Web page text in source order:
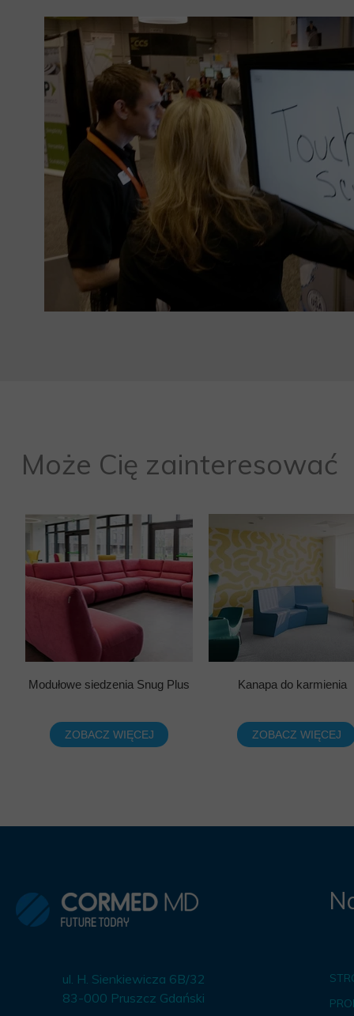
Modułowe siedzenia Snug Plus Kanapa do karmienia
Może Cię zainteresować
ZOBACZ WIĘCEJ ZOBACZ WIĘCEJ
ul. H. Sienkiewicza 6B/32
83-000 Pruszcz Gdański